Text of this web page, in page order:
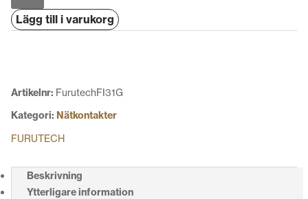
FI-
31Lägg till i varukorg
Artikelnr: FurutechFI31G
Kategori: Nätkontakter
FURUTECH
Beskrivning
Ytterligare information